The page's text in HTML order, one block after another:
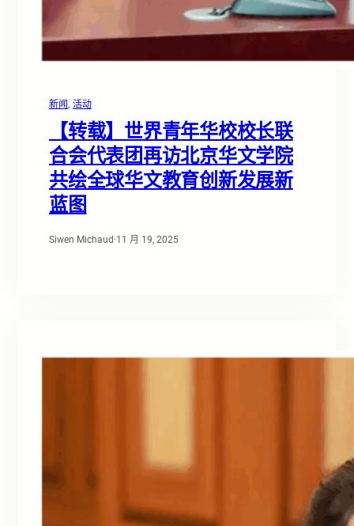
新闻, 活动
【转载】世界青年华校校长联
合会代表团再访北京华文学院
共绘全球华文教育创新发展新
蓝图
Siwen Michaud ·11 月 19, 2025